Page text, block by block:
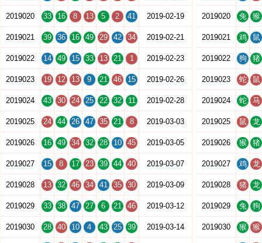
2019020 33 16 8 13 5 2 41 2019-02-19
2019021 39 36 16 49 29 42 34 2019-02-21
2019022 14 49 15 33 13 21 1 2019-02-23
2019023 19 12 13 9 21 46 15 2019-02-26
2019024 43 30 24 25 22 32 11 2019-02-28
2019025 24 44 26 47 35 21 8 2019-03-03
2019026 16 49 34 32 28 10 45 2019-03-05
2019027 15 8 17 23 39 44 40 2019-03-07
2019028 13 32 46 34 41 35 30 2019-03-09
2019029 33 38 47 27 6 21 46 2019-03-12
2019030 28 40 10 4 43 25 39 2019-03-14
2019020 兔 猴
2019021 鸡 鼠
2019022 狗 猪
2019023 蛇 鼠
2019024 蛇 马
2019025 鼠 龙
2019026 猴 猪
2019027 鸡 龙
2019028 猪 龙
2019029 兔 狗
2019030 猴 猴